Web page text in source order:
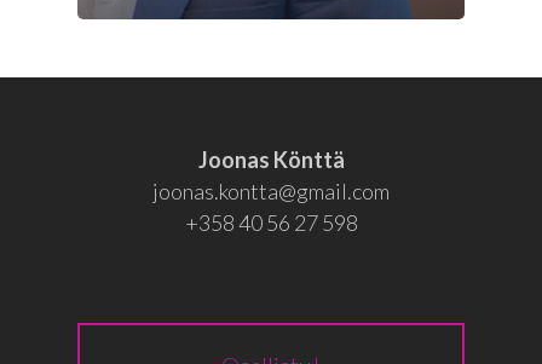
Joonas Könttä
joonas.kontta@gmail.com
+358 40 56 27 598
EN
RU